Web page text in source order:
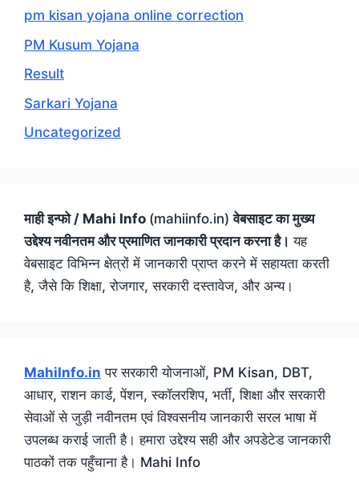
pm kisan yojana online correction
PM Kusum Yojana
Result
Sarkari Yojana
Uncategorized
माही इन्फो / Mahi Info (mahiinfo.in)वेबसाइट का मुख्य
उद्देश्य नवीनतम और प्रमाणित जानकारी प्रदान करना है। यह
वेबसाइट विभिन्न क्षेत्रों में जानकारी प्राप्त करने में सहायता करती
है, जैसे कि शिक्षा, रोजगार, सरकारी दस्तावेज, और अन्य।
MahiInfo.in पर सरकारी योजनाओं, PM Kisan, DBT,
आधार, राशन कार्ड, पेंशन, स्कॉलरशिप, भर्ती, शिक्षा और सरकारी
सेवाओं से जुड़ी नवीनतम एवं विश्वसनीय जानकारी सरल भाषा में
उपलब्ध कराई जाती है। हमारा उद्देश्य सही और अपडेटेड जानकारी
पाठकों तक पहुँचाना है। Mahi Info